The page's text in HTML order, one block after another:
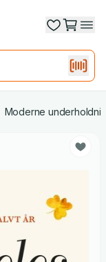
Moderne